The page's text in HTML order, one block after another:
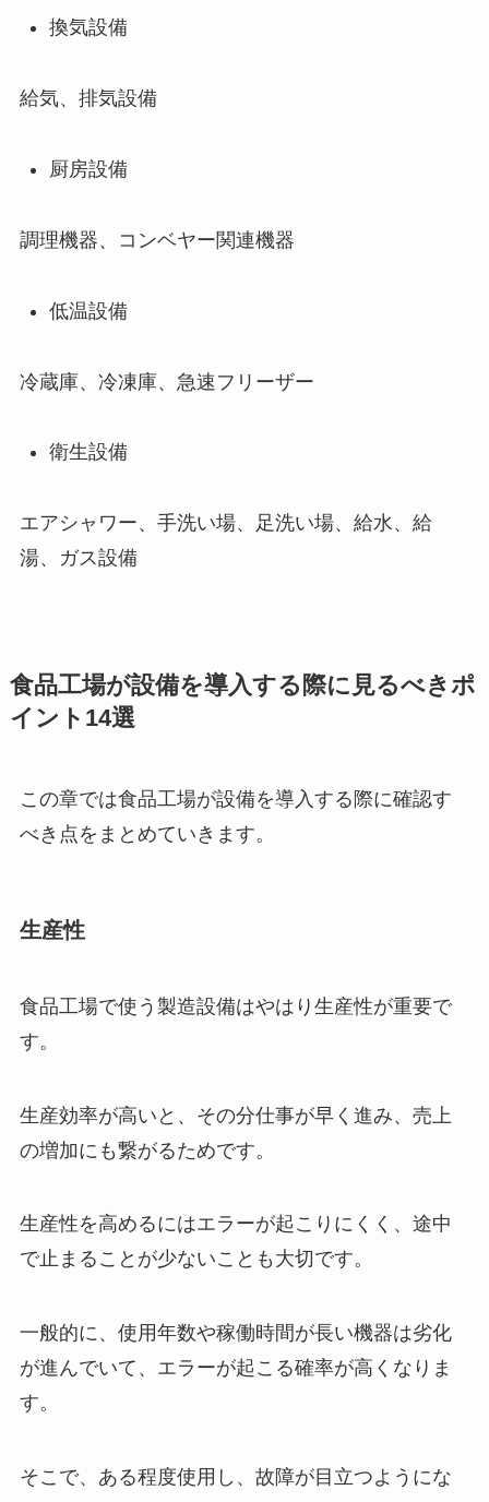
換気設備
給気、排気設備
厨房設備
調理機器、コンベヤー関連機器
低温設備
冷蔵庫、冷凍庫、急速フリーザー
衛生設備
エアシャワー、手洗い場、足洗い場、給水、給
湯、ガス設備
食品工場が設備を導入する際に見るべきポ
イント14選
この章では食品工場が設備を導入する際に確認す
べき点をまとめていきます。
生産性
食品工場で使う製造設備はやはり生産性が重要で
す。
生産効率が高いと、その分仕事が早く進み、売上
の増加にも繋がるためです。
生産性を高めるにはエラーが起こりにくく、途中
で止まることが少ないことも大切です。
一般的に、使用年数や稼働時間が長い機器は劣化
が進んでいて、エラーが起こる確率が高くなりま
す。
そこで、ある程度使用し、故障が目立つようにな